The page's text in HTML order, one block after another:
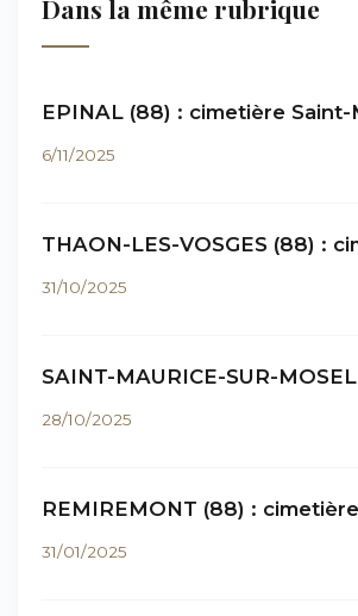
Dans la même rubrique
EPINAL (88) : cimetière Saint-
6/11/2025
THAON-LES-VOSGES (88) :
31/10/2025
SAINT-MAURICE-SUR-
28/10/2025
REMIREMONT (88) : cimetière
31/01/2025